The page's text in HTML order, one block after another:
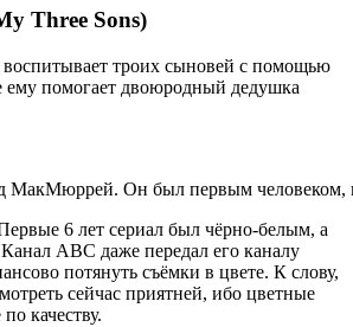
Three Sons)
троих сыновей с помощью
ему помогает двоюродный дедушка
МакМюррей. Он был первым человеком,
6 лет сериал был чёрно-белым, а
ABC даже передал его каналу
потянуть съёмки в цвете. К слову,
сейчас приятней, ибо цветные
качеству.